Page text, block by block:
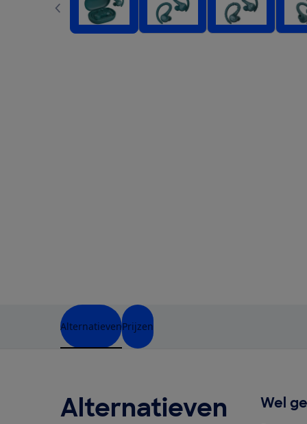
AlternatievenPrijzen
Alternatieven Wel